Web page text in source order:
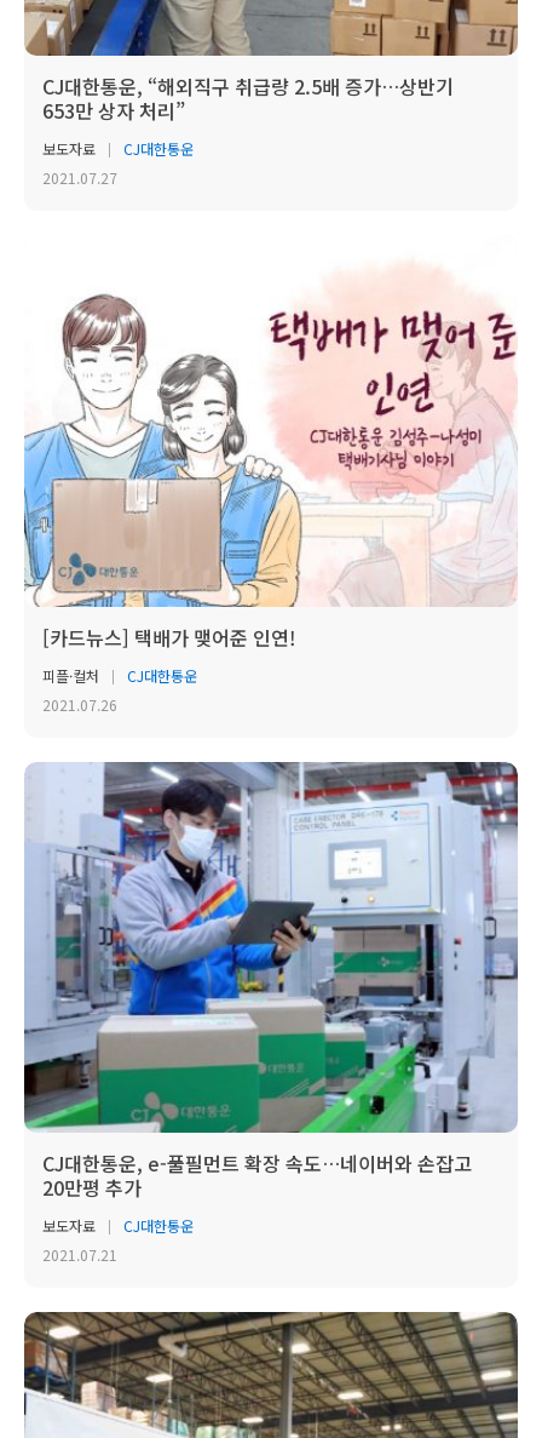
CJ대한통운, “해외직구 취급량 2.5배 증가…상반기
653만 상자 처리”
보도자료
CJ대한통운
2021.07.27
[카드뉴스] 택배가 맺어준 인연!
피플·컬처
CJ대한통운
2021.07.26
CJ대한통운, e-풀필먼트 확장 속도…네이버와 손잡고
20만평 추가
보도자료
CJ대한통운
2021.07.21